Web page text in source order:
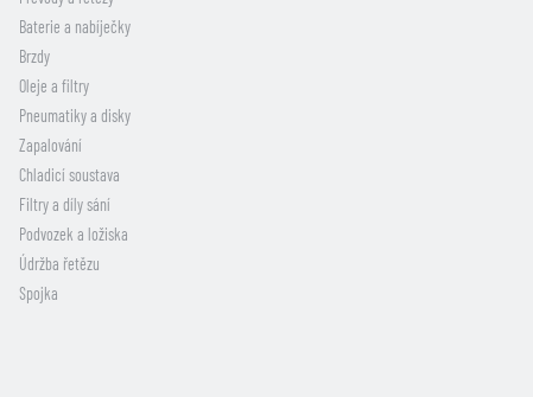
Baterie a nabíječky
Brzdy
Oleje a filtry
Pneumatiky a disky
Zapalování
Chladicí soustava
Filtry a díly sání
Podvozek a ložiska
Údržba řetězu
Spojka